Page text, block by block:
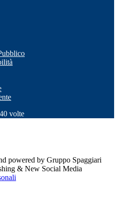
volte
powered by Gruppo Spaggiari
& New Social Media